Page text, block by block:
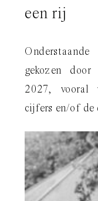
een rij
gekozen
2027, vooral
cijfers en/of de